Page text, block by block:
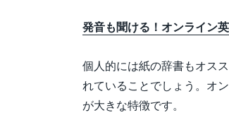
発音も聞ける！オンライン
個人的には紙の辞書もオス
れていることでしょう。オ
が大きな特徴です。